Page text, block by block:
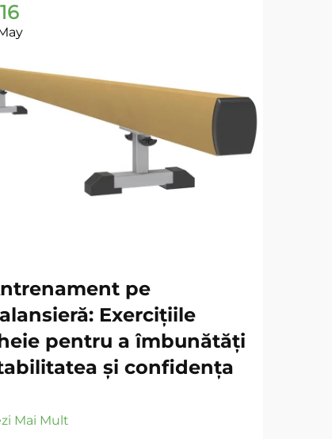
16
pe
Exercițiile
pentru a îmbunătăți
și confidența
Mai Mult